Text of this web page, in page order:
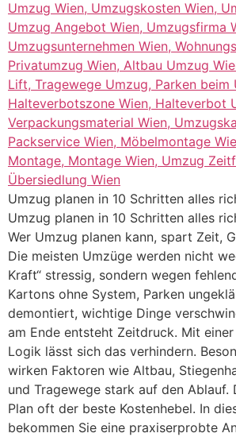
Umzug planen in 10 Schritten alles
Umzug planen in 10 Schritten alles
Wer Umzug planen kann, spart Zeit,
Die meisten Umzüge werden nicht
Kraft“ stressig, sondern wegen
Kartons ohne System, Parken
demontiert, wichtige Dinge
am Ende entsteht Zeitdruck. Mit
Logik lässt sich das verhindern.
wirken Faktoren wie Altbau,
und Tragewege stark auf den Ablauf.
Plan oft der beste Kostenhebel. In
bekommen Sie eine praxiserprobte